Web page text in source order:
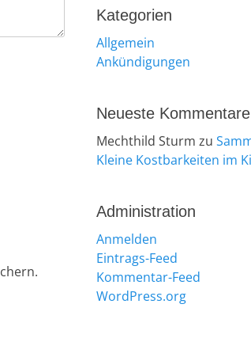
Kategorien
Allgemein
Ankündigungen
Neueste Kommentare
Mechthild Sturm zu
Kleine Kostbarkeiten im
Administration
Anmelden
Eintrags-Feed
Kommentar-Feed
WordPress.org